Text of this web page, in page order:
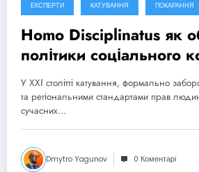
ЕКСПЕРТИ КАТУВАННЯ ПОКАРАННЯ
Homo Disciplinatus як
політики соціального
питання про
національної політики
катуванням)
У ХХІ столітті катування, формально
та регіональними стандартами прав
сучасних…
Dmytro Yagunov 0 Коментарі